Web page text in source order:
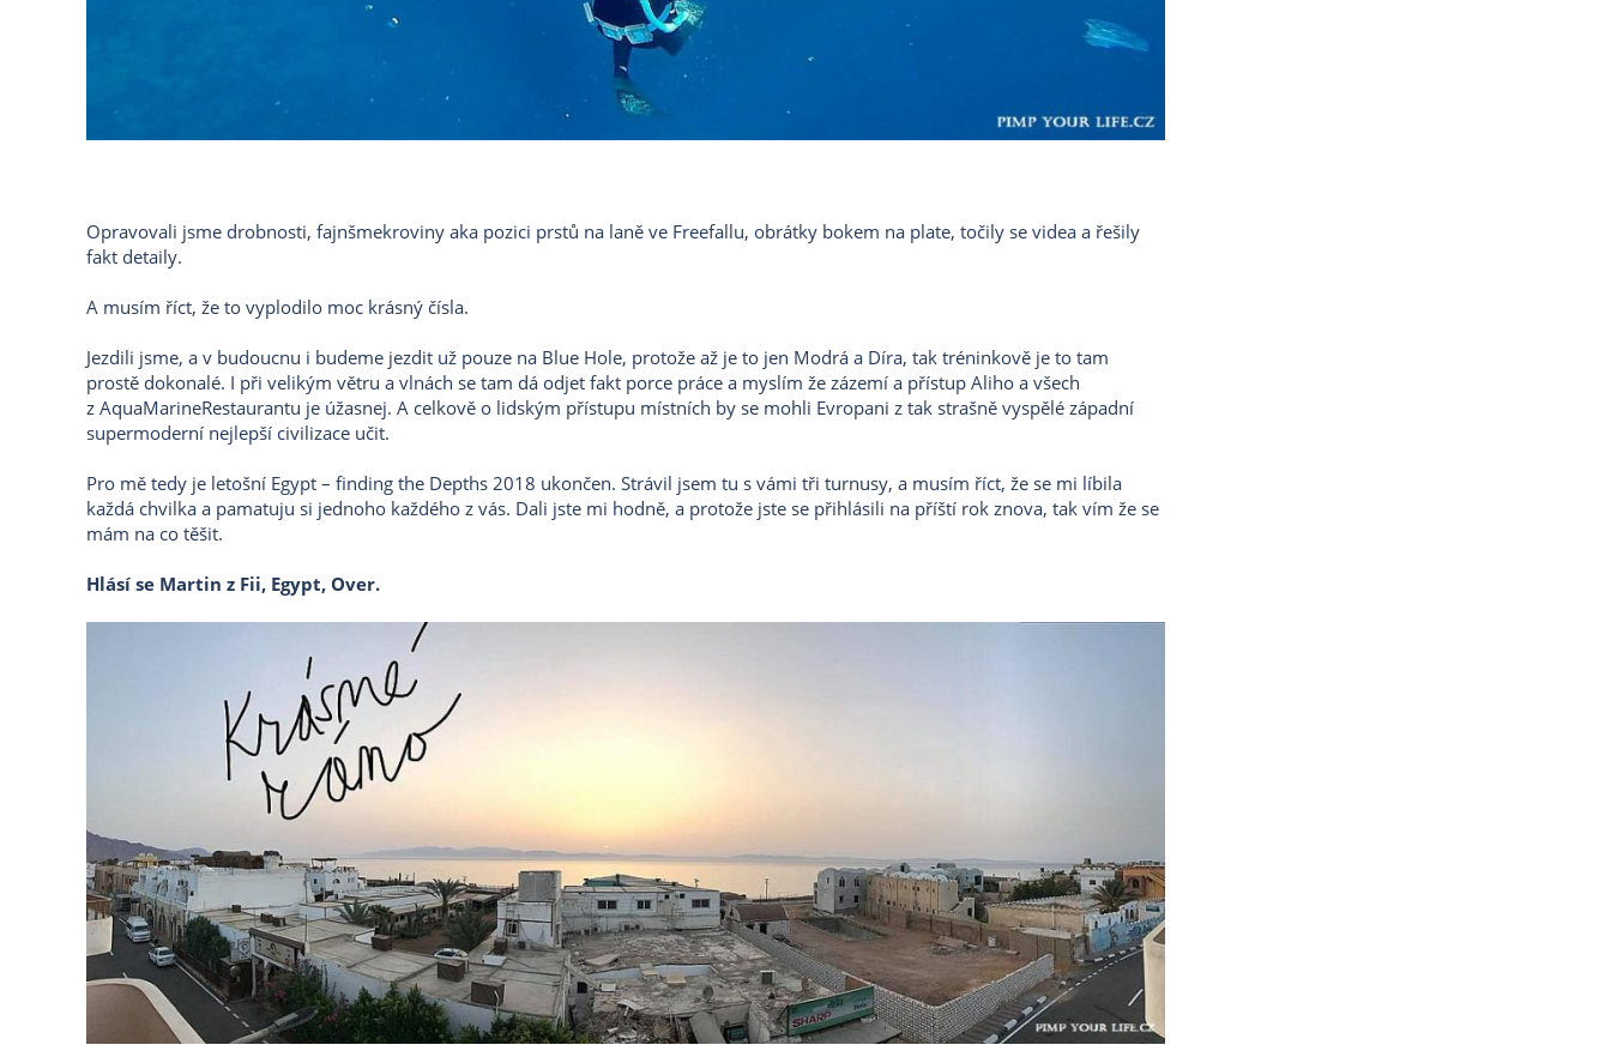
Opravovali jsme drobnosti, fajnšmekroviny aka pozici prstů na laně ve Freefallu, obrátky bokem na plate, točily se videa a řešily
fakt detaily.
A musím říct, že to vyplodilo moc krásný čísla.
Jezdili jsme, a v budoucnu i budeme jezdit už pouze na Blue Hole, protože až je to jen Modrá a Díra, tak tréninkově je to tam
prostě dokonalé. I při velikým větru a vlnách se tam dá odjet fakt porce práce a myslím že zázemí a přístup Aliho a všech
z AquaMarineRestaurantu je úžasnej. A celkově o lidským přístupu místních by se mohli Evropani z tak strašně vyspělé západní
supermoderní nejlepší civilizace učit.
Pro mě tedy je letošní Egypt – finding the Depths 2018 ukončen. Strávil jsem tu s vámi tři turnusy, a musím říct, že se mi líbila
každá chvilka a pamatuju si jednoho každého z vás. Dali jste mi hodně, a protože jste se přihlásili na příští rok znova, tak vím že se
mám na co těšit.
Hlásí se Martin z Fii, Egypt, Over.